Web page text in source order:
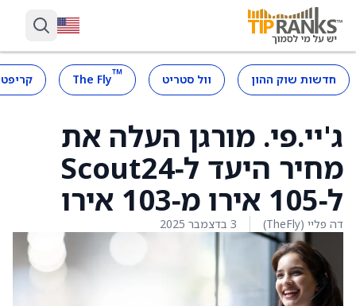
חדשות שוק ההון וול סטריט ™
The Fly
ג'יי.פי. מורגן העלה את
מחיר היעד ל‑Scout24
ל‑105 אירו מ‑103 אירו
דה פליי (TheFly) 3 בדצמבר 2025